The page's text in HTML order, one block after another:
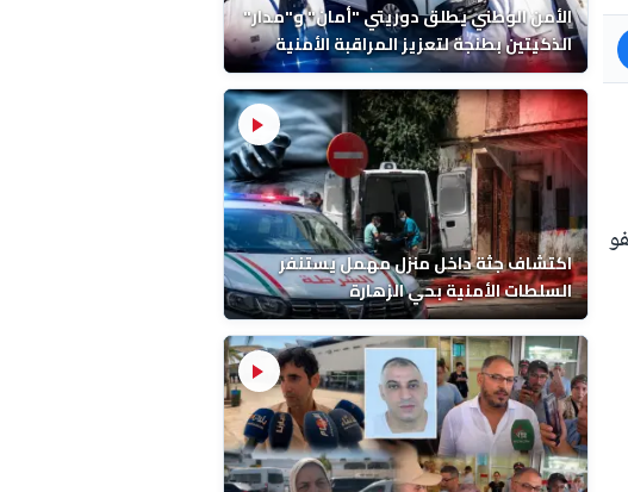
الأمن الوطني يطلق دوريتي "أمان" و"مدار"
الذكيتين بطنجة لتعزيز المراقبة الأمنية
اكتشاف جثة داخل منزل مهمل يستنفر
السلطات الأمنية بحي الزهارة